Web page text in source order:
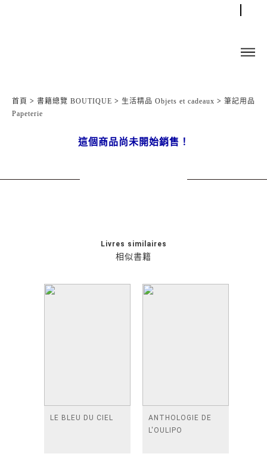
首頁 > 書籍總覽 BOUTIQUE > 生活精品 Objets et cadeaux > 筆記用品
Papeterie
這個商品尚未開始銷售！
相似書籍
Livres similaires
LE BLEU DU CIEL
ANTHOLOGIE DE
L'OULIPO